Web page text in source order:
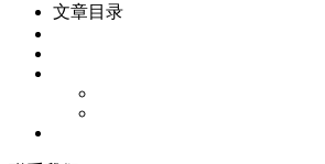
文章目录